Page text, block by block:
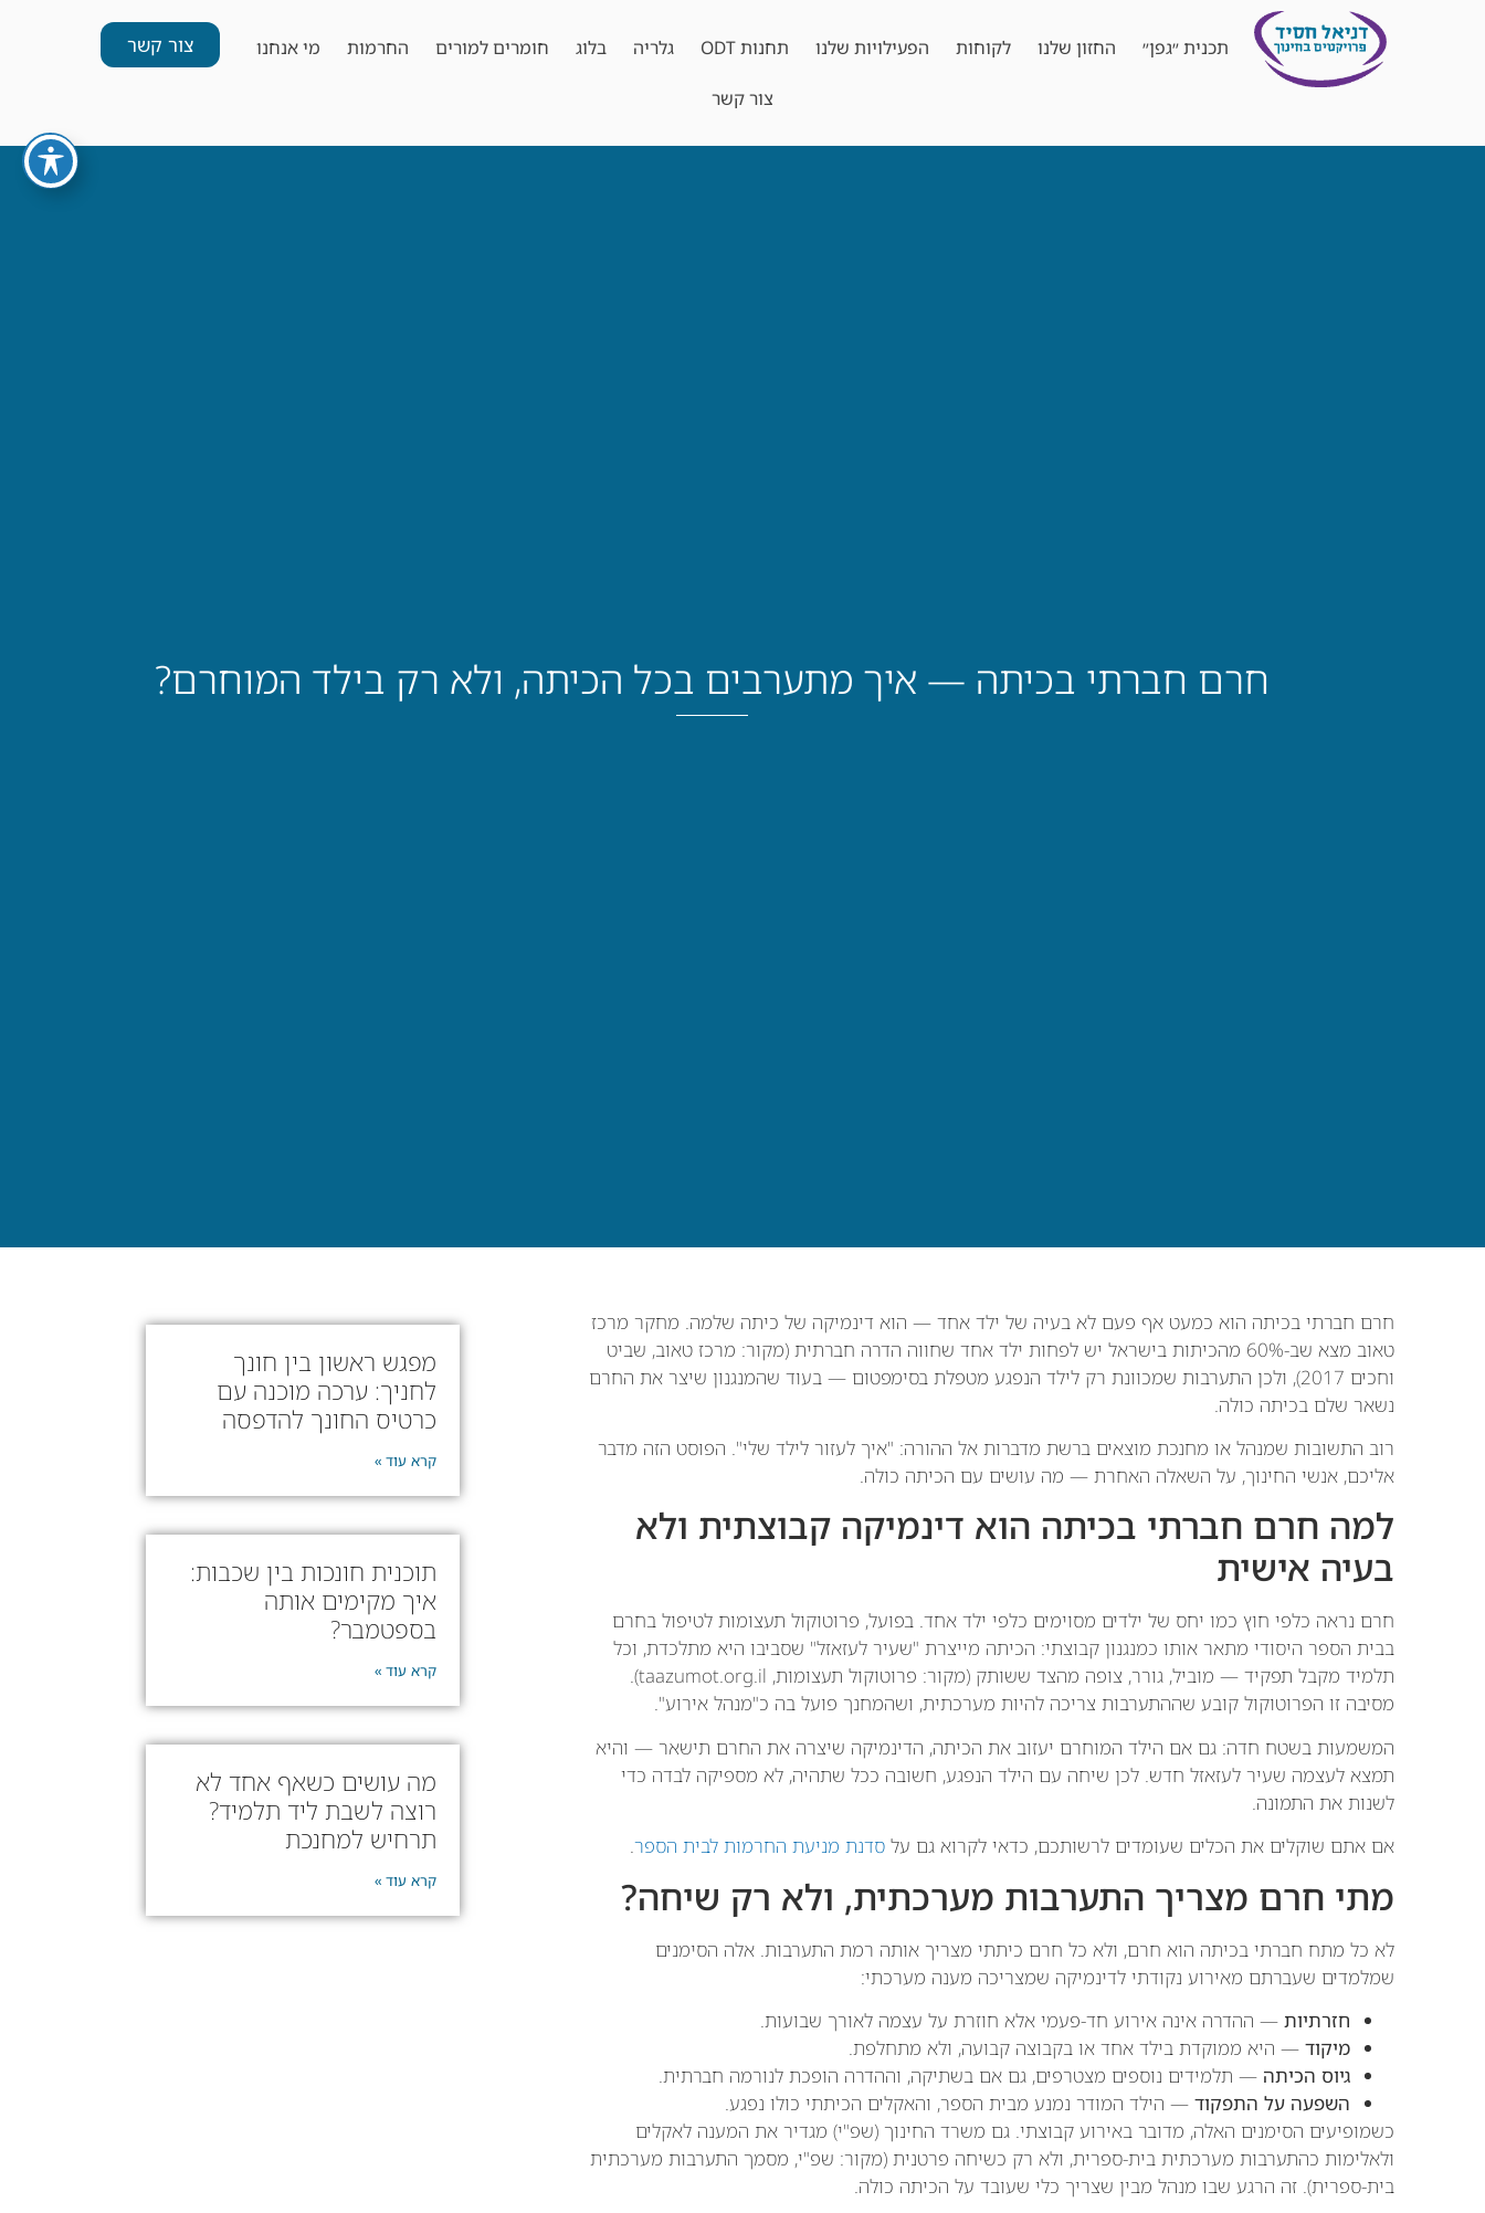
תכנית ״גפן״ החזון שלנו לקוחות הפעילויות שלנו תחנות ODT גלריה בלוג חומרים למורים החרמות מי אנחנו
צור קשר
צור קשר
חרם חברתי בכיתה — איך מתערבים בכל הכיתה, ולא רק בילד המוחרם?
חרם חברתי בכיתה הוא כמעט אף פעם לא בעיה של ילד אחד — הוא דינמיקה של כיתה שלמה. מחקר מרכז
טאוב מצא שב-60% מהכיתות בישראל יש לפחות ילד אחד שחווה הדרה חברתית (מקור: מרכז טאוב, שביט
וחכים 2017), ולכן התערבות שמכוונת רק לילד הנפגע מטפלת בסימפטום — בעוד שהמנגנון שיצר את החרם
נשאר שלם בכיתה כולה.
רוב התשובות שמנהל או מחנכת מוצאים ברשת מדברות אל ההורה: "איך לעזור לילד שלי". הפוסט הזה מדבר
אליכם, אנשי החינוך, על השאלה האחרת — מה עושים עם הכיתה כולה.
למה חרם חברתי בכיתה הוא דינמיקה קבוצתית ולא
בעיה אישית
חרם נראה כלפי חוץ כמו יחס של ילדים מסוימים כלפי ילד אחד. בפועל, פרוטוקול תעצומות לטיפול בחרם
בבית הספר היסודי מתאר אותו כמנגנון קבוצתי: הכיתה מייצרת "שעיר לעזאזל" שסביבו היא מתלכדת, וכל
תלמיד מקבל תפקיד — מוביל, גורר, צופה מהצד ששותק (מקור: פרוטוקול תעצומות, taazumot.org.il).
מסיבה זו הפרוטוקול קובע שההתערבות צריכה להיות מערכתית, ושהמחנך פועל בה כ"מנהל אירוע".
המשמעות בשטח חדה: גם אם הילד המוחרם יעזוב את הכיתה, הדינמיקה שיצרה את החרם תישאר — והיא
תמצא לעצמה שעיר לעזאזל חדש. לכן שיחה עם הילד הנפגע, חשובה ככל שתהיה, לא מספיקה לבדה כדי
לשנות את התמונה.
אם אתם שוקלים את הכלים שעומדים לרשותכם, כדאי לקרוא גם על סדנת מניעת החרמות לבית הספר.
מתי חרם מצריך התערבות מערכתית, ולא רק שיחה?
לא כל מתח חברתי בכיתה הוא חרם, ולא כל חרם כיתתי מצריך אותה רמת התערבות. אלה הסימנים
שמלמדים שעברתם מאירוע נקודתי לדינמיקה שמצריכה מענה מערכתי:
חזרתיות — ההדרה אינה אירוע חד-פעמי אלא חוזרת על עצמה לאורך שבועות.
מיקוד — היא ממוקדת בילד אחד או בקבוצה קבועה, ולא מתחלפת.
גיוס הכיתה — תלמידים נוספים מצטרפים, גם אם בשתיקה, וההדרה הופכת לנורמה חברתית.
השפעה על התפקוד — הילד המודר נמנע מבית הספר, והאקלים הכיתתי כולו נפגע.
כשמופיעים הסימנים האלה, מדובר באירוע קבוצתי. גם משרד החינוך (שפ"י) מגדיר את המענה לאקלים
ולאלימות כהתערבות מערכתית בית-ספרית, ולא רק כשיחה פרטנית (מקור: שפ"י, מסמך התערבות מערכתית
בית-ספרית). זה הרגע שבו מנהל מבין שצריך כלי שעובד על הכיתה כולה.
מפגש ראשון בין חונך
לחניך: ערכה מוכנה עם
כרטיס החונך להדפסה
קרא עוד »
תוכנית חונכות בין שכבות:
איך מקימים אותה
בספטמבר?
קרא עוד »
מה עושים כשאף אחד לא
רוצה לשבת ליד תלמיד?
תרחיש למחנכת
קרא עוד »